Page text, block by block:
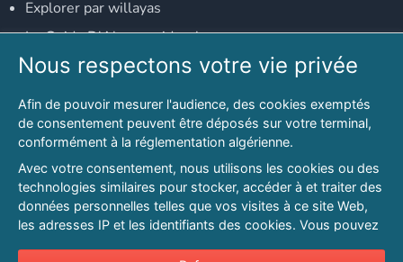
Explorer par willayas
Le Guide D'Alger, guide-alger.com
NOS RÉSEAUX SOCIAUX
Notre page Facebook
Notre page LinkedIn
Notre page Instagram
Notre page Twitter
Nous respectons votre vie privée
Afin de pouvoir mesurer l'audience, des cookies exemptés
de consentement peuvent être déposés sur votre terminal,
conformément à la réglementation algérienne.
Avec votre consentement, nous utilisons les cookies ou des
technologies similaires pour stocker, accéder à et traiter des
données personnelles telles que vos visites à ce site Web,
les adresses IP et les identifiants des cookies. Vous pouvez